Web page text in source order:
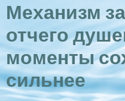
Механизм
отчего
моменты
сильнее